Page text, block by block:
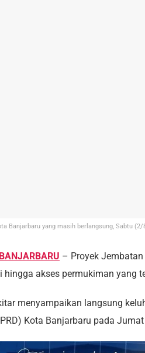
Banjarbaru yang masih berlangsung, Sabtu
– Proyek
hingga akses permukiman yang
menyampaikan langsung
Kota Banjarbaru pada